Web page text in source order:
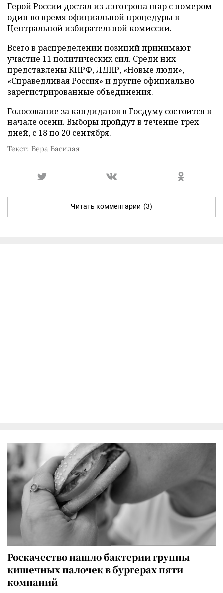
Герой России достал из лототрона шар с номером
один во время официальной процедуры в
Центральной избирательной комиссии.
Всего в распределении позиций принимают
участие 11 политических сил. Среди них
представлены КПРФ, ЛДПР, «Новые люди»,
«Справедливая Россия» и другие официально
зарегистрированные объединения.
Голосование за кандидатов в Госдуму состоится в
начале осени. Выборы пройдут в течение трех
дней, с 18 по 20 сентября.
Текст: Вера Басилая
Читать комментарии (3)
Роскачество нашло бактерии группы
кишечных палочек в бургерах пяти
компаний